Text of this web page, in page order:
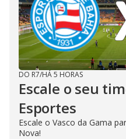
DO R7/HÁ 5 HORAS
Escale o seu
Esportes
Escale o Vasco da Gama
Nova!